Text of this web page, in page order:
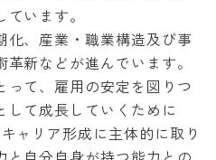
ています。
、産業・職業構造及び事
新などが進んでいます。
って、雇用の安定を図りつ
て成長していくために
ャリア形成に主体的に取り